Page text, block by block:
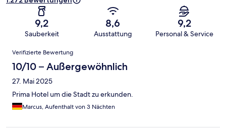
9,2
Sauberkeit
8,6
Ausstattung
9,2
Personal & Service
Bewertungen
Verifizierte Bewertung
10/10 – Außergewöhnlich
27. Mai 2025
Prima Hotel um die Stadt zu erkunden.
Marcus, Aufenthalt von 3 Nächten